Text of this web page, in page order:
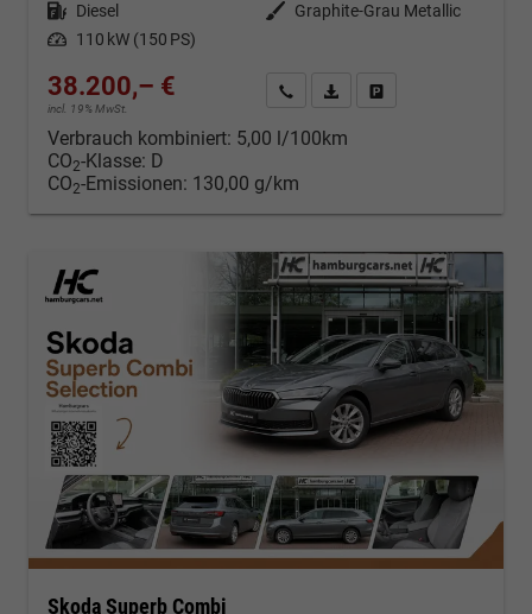
Kraftstoff Diesel Außenfarbe
Graphite-Grau Metallic
Leistung 110 kW (150 PS)
38.200,– €
incl. 19% MwSt.
Kontakt & Angebot anfordern
PDF-Datei, Fahrzeugexposé
Verbrauch kombiniert: 5,00 l/100km
CO2-Klasse: D
CO2-Emissionen: 130,00 g/km
Skoda Superb Combi